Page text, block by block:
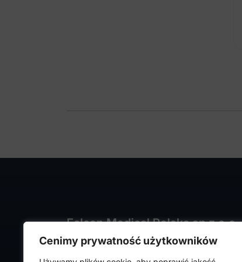
Cenimy prywatność użytkowników
Falcon Medical Polska sp z o.o.
ul. Rajmunda Rembielińskiego 1/7